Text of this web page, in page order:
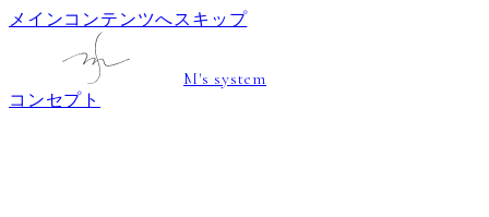
メインコンテンツへスキップ
M's system
コンセプト